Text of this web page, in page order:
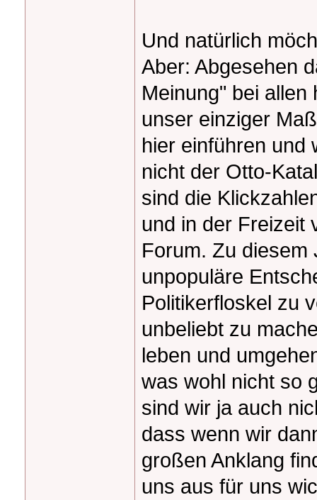
Und natürlich
Aber: Abgesehen
Meinung" bei
unser einziger
hier einführen und
nicht der Otto-
sind die
und in der Freizeit
Forum. Zu diesem
unpopuläre
Politikerfloskel zu
unbeliebt zu
leben und
was wohl nicht so
sind wir ja auch
dass wenn wir
großen Anklang
uns aus für uns